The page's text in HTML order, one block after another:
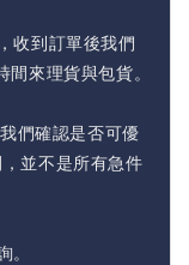
收到訂單後我們
來理貨與包貨。
們確認是否可優
並不是所有急件